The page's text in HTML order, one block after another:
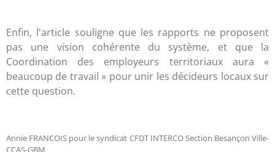
Enfin, l'article souligne que les rapports ne proposent
pas une vision cohérente du système, et que la
Coordination des employeurs territoriaux aura «
beaucoup de travail » pour unir les décideurs locaux sur
cette question.
Annie FRANCOIS pour le syndicat CFDT INTERCO Section Besançon Ville-
CCAS-GBM